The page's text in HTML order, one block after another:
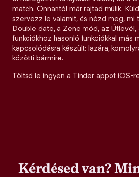
match. Onnantól már rajtad múlik.
szervezz le valamit, és nézd meg, mi
Double date, a Zene mód, az Útlevél,
funkciókhoz hasonló funkciókkal más
kapcsolódásra készült: lazára,
közötti bármire.
Töltsd le ingyen a Tinder appot iOS-
Kérdésed van?